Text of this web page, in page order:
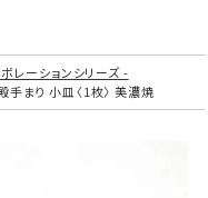
ーションシリーズ -
まり 小皿〈1枚〉 美濃焼